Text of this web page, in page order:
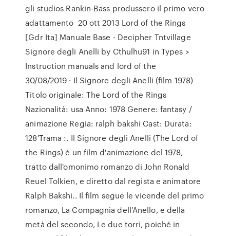
gli studios Rankin-Bass produssero il primo vero
adattamento 20 ott 2013 Lord of the Rings
[Gdr Ita] Manuale Base - Decipher Tntvillage
Signore degli Anelli by Cthulhu91 in Types >
Instruction manuals and lord of the
30/08/2019 · Il Signore degli Anelli (film 1978)
Titolo originale: The Lord of the Rings
Nazionalità: usa Anno: 1978 Genere: fantasy /
animazione Regia: ralph bakshi Cast: Durata:
128'Trama :. Il Signore degli Anelli (The Lord of
the Rings) è un film d'animazione del 1978,
tratto dall'omonimo romanzo di John Ronald
Reuel Tolkien, e diretto dal regista e animatore
Ralph Bakshi.. Il film segue le vicende del primo
romanzo, La Compagnia dell'Anello, e della
metà del secondo, Le due torri, poiché in